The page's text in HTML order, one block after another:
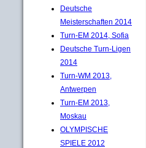
Deutsche
Meisterschaften 2014
Turn-EM 2014, Sofia
Deutsche Turn-Ligen
2014
Turn-WM 2013,
Antwerpen
Turn-EM 2013,
Moskau
OLYMPISCHE
SPIELE 2012